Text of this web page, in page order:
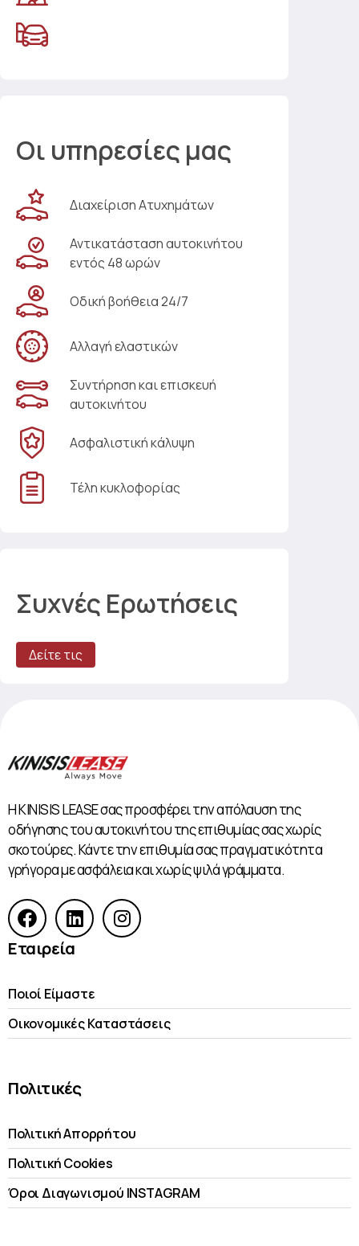
Οι υπηρεσίες μας
Διαχείριση Ατυχημάτων
Αντικατάσταση αυτοκινήτου
εντός 48 ωρών
Οδική βοήθεια 24/7
Αλλαγή ελαστικών
Συντήρηση και επισκευή
αυτοκινήτου
Ασφαλιστική κάλυψη
Τέλη κυκλοφορίας
Συχνές Ερωτήσεις
Δείτε τις
Η KINISIS LEASE σας προσφέρει την απόλαυση της
οδήγησης του αυτοκινήτου της επιθυμίας σας χωρίς
σκοτούρες. Κάντε την επιθυμία σας πραγματικότητα
γρήγορα με ασφάλεια και χωρίς ψιλά γράμματα.
Εταιρεία
Ποιοί Είμαστε
Οικονομικές Kαταστάσεις
Πολιτικές
Πολιτική Απορρήτου
Πολιτική Cookies
Όροι Διαγωνισμού INSTAGRAM